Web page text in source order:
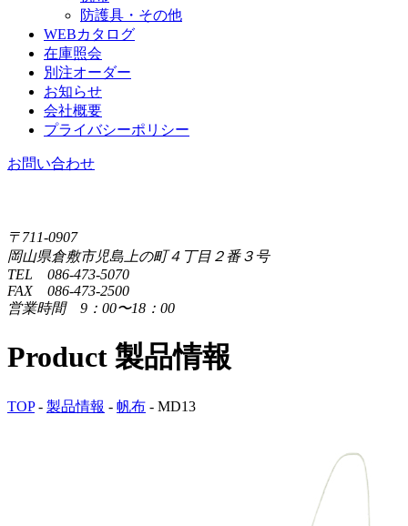
防護具・その他
WEBカタログ
在庫照会
別注オーダー
お知らせ
会社概要
プライバシーポリシー
お問い合わせ
〒711-0907
岡山県倉敷市児島上の町４丁目２番３号
TEL 086-473-5070
FAX 086-473-2500
営業時間 9：00〜18：00
Product 製品情報
TOP- 製品情報 - 帆布 - MD13